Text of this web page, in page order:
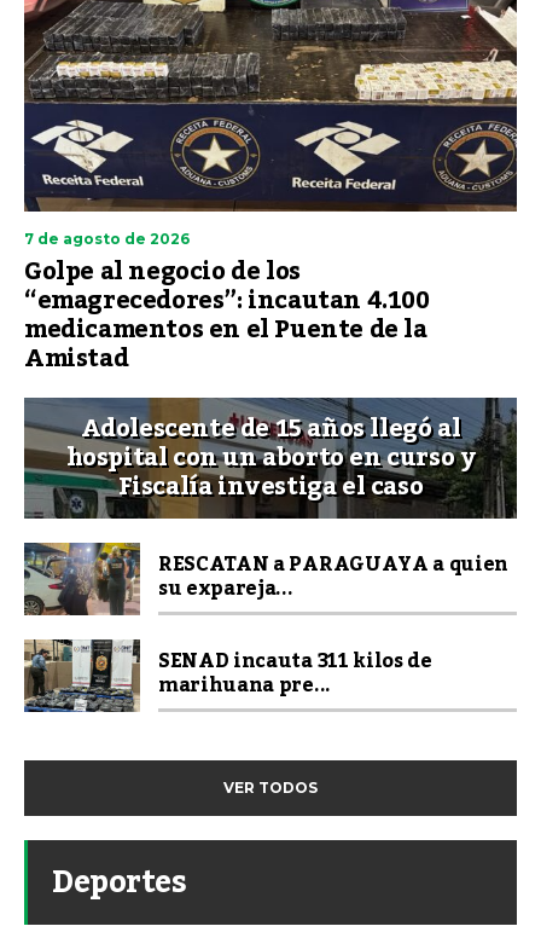
7 de agosto de 2026
Golpe al negocio de los
“emagrecedores”: incautan 4.100
medicamentos en el Puente de la
Amistad
Adolescente de 15 años llegó al
hospital con un aborto en curso y
Fiscalía investiga el caso
RESCATAN a PARAGUAYA a quien
su expareja...
SENAD incauta 311 kilos de
marihuana pre...
VER TODOS
Deportes